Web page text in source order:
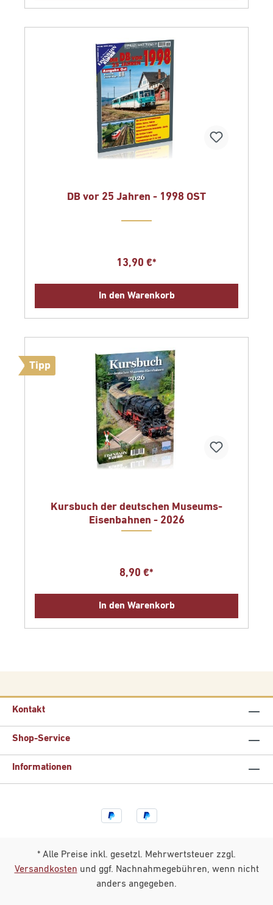
DB vor 25 Jahren - 1998 OST
13,90 €*
In den Warenkorb
Tipp
Kursbuch der deutschen Museums-
Eisenbahnen - 2026
8,90 €*
In den Warenkorb
Kontakt
Shop-Service
Informationen
* Alle Preise inkl. gesetzl. Mehrwertsteuer zzgl.
Versandkosten und ggf. Nachnahmegebühren, wenn nicht
anders angegeben.